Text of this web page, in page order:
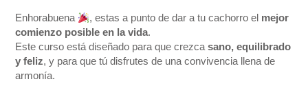
Enhorabuena , estas a punto de dar a tu cachorro el mejor
comienzo posible en la vida.
Este curso está diseñado para que crezcasano, equilibrado
y feliz, y para que tú disfrutes de una convivencia llena de
armonía.